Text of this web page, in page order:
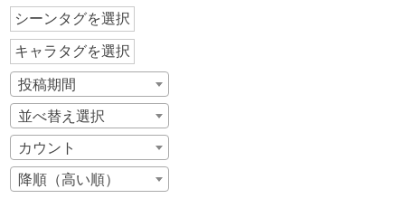
シーンタグを選択
キャラタグを選択
投稿期間
並べ替え選択
カウント
降順（高い順）